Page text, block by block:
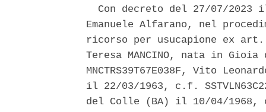
Con decreto del 27/07/2023
Emanuele Alfarano, nel
ricorso per usucapione ex
Teresa MANCINO, nata in
MNCTRS39T67E038F, Vito
il 22/03/1963, c.f.
del Colle (BA) il 10/04/1968,